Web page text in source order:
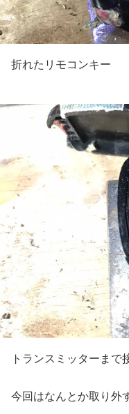
折れたリモコンキー
トランスミッターまで
今回はなんとか取り外